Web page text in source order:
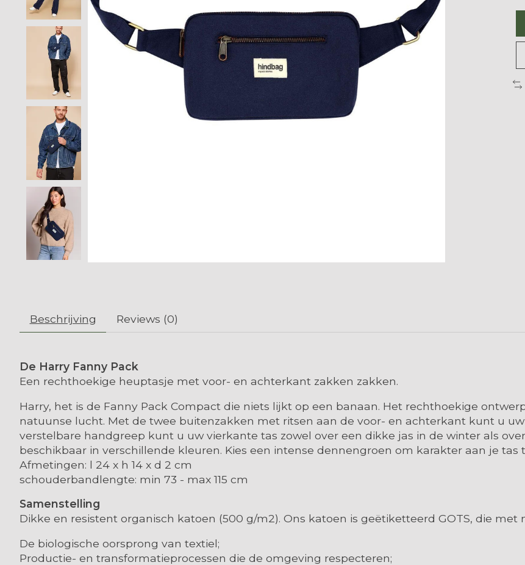
Beschrijving Reviews (0)
De Harry Fanny Pack
Een rechthoekige heuptasje met voor- en achterkant zakken zakken.
Harry, het is de Fanny Pack Compact die niets lijkt op een banaan. Het rechthoekige
natuunse lucht. Met de twee buitenzakken met ritsen aan de voor- en achterkant kunt u
verstelbare handgreep kunt u uw vierkante tas zowel over een dikke jas in de winter als
beschikbaar in verschillende kleuren. Kies een intense dennengroen om karakter aan je tas
Afmetingen: l 24 x h 14 x d 2 cm
schouderbandlengte: min 73 - max 115 cm
Samenstelling
Dikke en resistent organisch katoen (500 g/m2). Ons katoen is geëtiketteerd GOTS, die met
De biologische oorsprong van textiel;
Productie- en transformatieprocessen die de omgeving respecteren;